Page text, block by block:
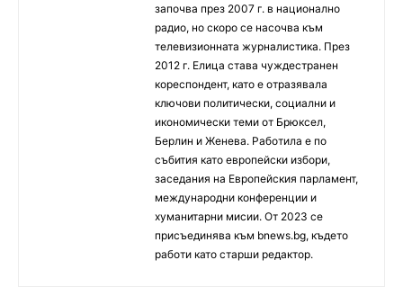
започва през 2007 г. в национално
радио, но скоро се насочва към
телевизионната журналистика. През
2012 г. Елица става чуждестранен
кореспондент, като е отразявала
ключови политически, социални и
икономически теми от Брюксел,
Берлин и Женева. Работила е по
събития като европейски избори,
заседания на Европейския парламент,
международни конференции и
хуманитарни мисии. От 2023 се
присъединява към bnews.bg, където
работи като старши редактор.